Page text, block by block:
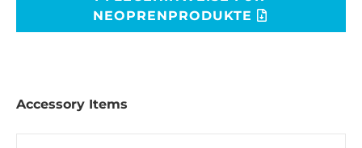
NEOPRENPRODUKTE
Accessory Items